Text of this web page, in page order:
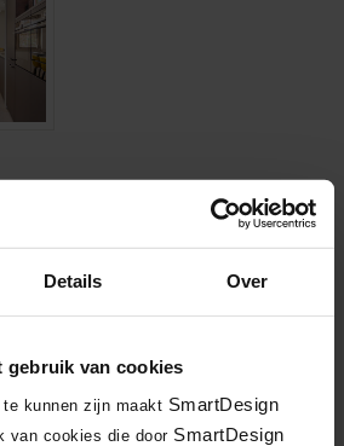
Details Over
gebruik van cookies
kunnen zijn maakt SmartDesign
van cookies die door SmartDesign